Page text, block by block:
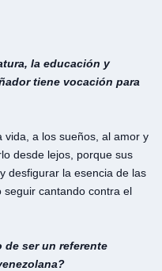
la educación y
tiene vocación para
vida, a los sueños, al amor y
desde lejos, porque sus
desfigurar la esencia de las
cantando contra el
de ser un referente